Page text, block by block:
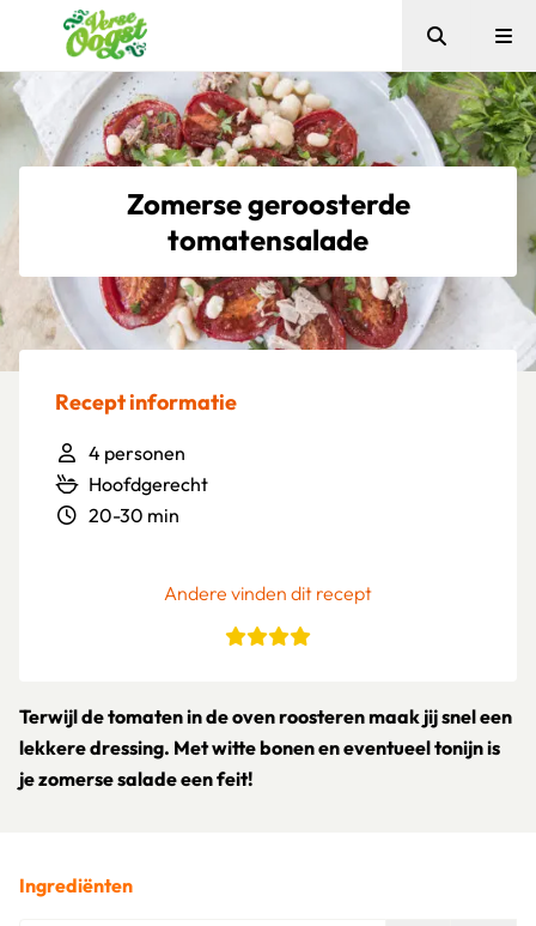
Verse Oogst
Zoeken
Zomerse geroosterde
tomatensalade
Recept informatie
4 personen
Hoofdgerecht
20-30 min
Andere vinden dit recept
Terwijl de tomaten in de oven roosteren maak jij snel een
lekkere dressing. Met witte bonen en eventueel tonijn is
je zomerse salade een feit!
Ingrediënten